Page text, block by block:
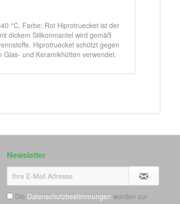
°C, Farbe: Rot Hiprotruecket ist der
dickem Silikonmantel wird gemäß
Hiprotruecket schützt gegen
und Keramikhütten verwendet.
Newsletter
Die Datenschutzbestimmungen wurden zur